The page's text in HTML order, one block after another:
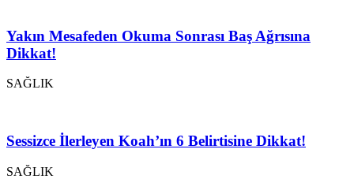
Yakın Mesafeden Okuma Sonrası Baş Ağrısına
Dikkat!
SAĞLIK
Sessizce İlerleyen Koah’ın 6 Belirtisine Dikkat!
SAĞLIK